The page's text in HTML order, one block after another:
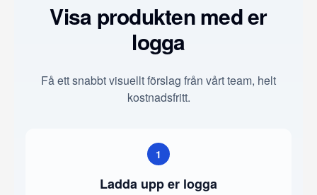
Visa produkten med er
logga
Få ett snabbt visuellt förslag från vårt team, helt
kostnadsfritt.
1
Ladda upp er logga